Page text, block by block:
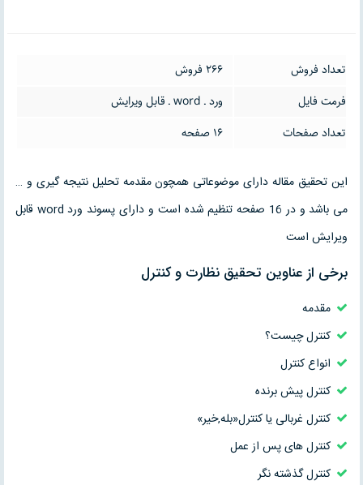
تعداد فروش
266 فروش
فرمت فایل
ورد ـ word ـ قابل ویرایش
تعداد صفحات
16 صفحه
این تحقیق مقاله دارای موضوعاتی همچون مقدمه تحلیل نتیجه گیری و …
می باشد و در 16 صفحه تنظیم شده است و دارای پسوند ورد word قابل
ویرایش است
برخی از عناوین تحقیق نظارت و كنترل
مقدمه
كنترل چيست؟
انواع کنترل
کنترل پیش برنده
کنترل غربالی یا کنترل«بله‚خیر»
کنترل های پس از عمل
کنترل گذشته نگر